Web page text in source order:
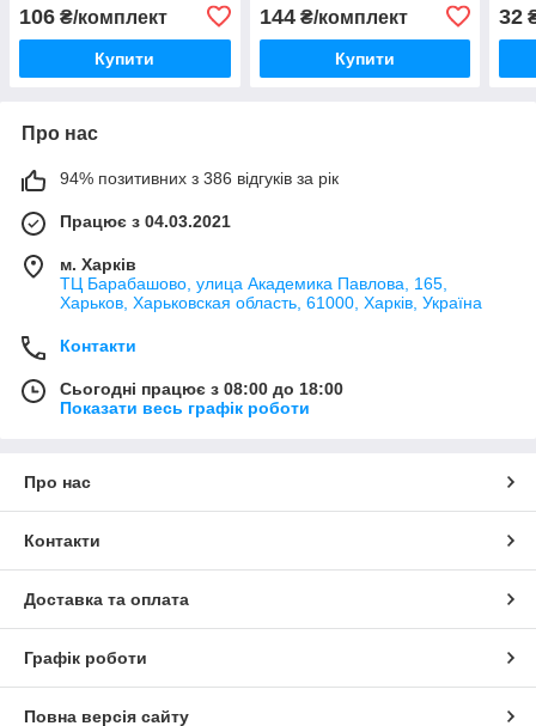
106 ₴/комплект
Купити
144₴/комплект
Купити
32
Про нас
94% позитивних з 386 відгуків за рік
Працює з 04.03.2021
м. Харків
ТЦ Барабашово, улица Академика Павлова, 165,
Харьков, Харьковская область, 61000, Харків, Україна
Контакти
Сьогодні працює з 08:00 до 18:00
Показати весь графік роботи
Про нас
Контакти
Доставка та оплата
Графік роботи
Повна версія сайту